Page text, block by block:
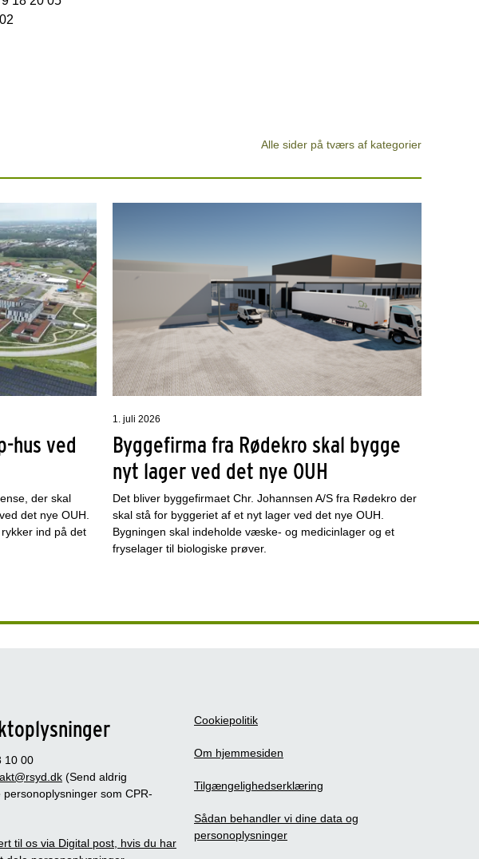
Alle sider på tværs af kategorier
hus ved
der skal
det nye OUH.
ind på det
1. juli 2026
Byggefirma fra Rødekro skal bygge
nyt lager ved det nye OUH
Det bliver byggefirmaet Chr. Johannsen A/S fra Rødekro der
skal stå for byggeriet af et nyt lager ved det nye OUH.
Bygningen skal indeholde væske- og medicinlager og et
fryselager til biologiske prøver.
10 00
(Send aldrig
som CPR-
til os via Digital post, hvis du har
Cookiepolitik
Om hjemmesiden
Tilgængelighedserklæring
Sådan behandler vi dine data og
personoplysninger